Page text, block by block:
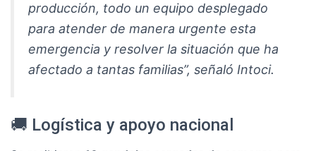
producción, todo un equipo desplegado
para atender de manera urgente esta
emergencia y resolver la situación que ha
afectado a tantas familias”, señaló Intoci.
🚚 Logística y apoyo nacional